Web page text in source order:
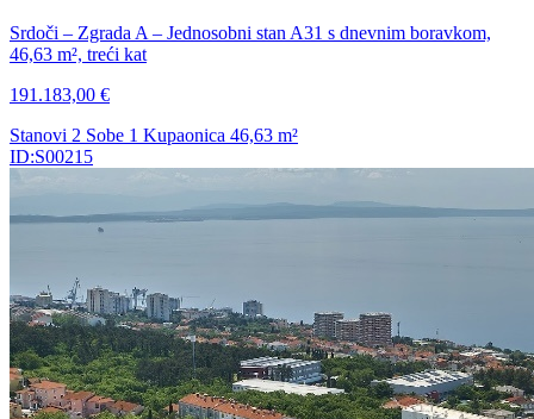
Srdoči – Zgrada A – Jednosobni stan A31 s dnevnim boravkom,
46,63 m², treći kat
191.183,00 €
Stanovi 2 Sobe 1 Kupaonica 46,63 m²
ID:S00215